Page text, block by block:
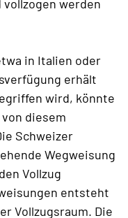
werden
in Italien oder
erhält
wird, könnte
diesem
Schweizer
Wegweisung
Vollzug
entsteht
Vollzugsraum. Die